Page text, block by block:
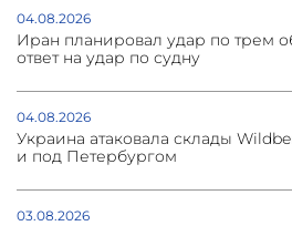
04.08.2026
Иран планировал удар по трем
ответ на удар по судну
04.08.2026
Украина атаковала склады
и под Петербургом
03.08.2026